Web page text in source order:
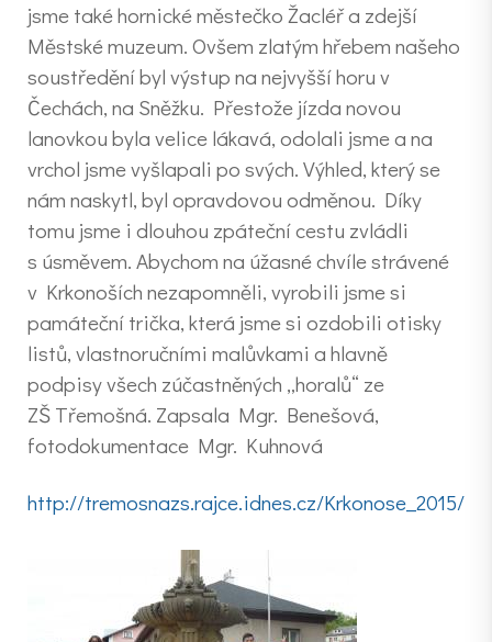
jsme také hornické městečko Žacléř a zdejší
Městské muzeum. Ovšem zlatým hřebem našeho
soustředění byl výstup na nejvyšší horu v
Čechách, na Sněžku. Přestože jízda novou
lanovkou byla velice lákavá, odolali jsme a na
vrchol jsme vyšlapali po svých. Výhled, který se
nám naskytl, byl opravdovou odměnou. Díky
tomu jsme i dlouhou zpáteční cestu zvládli
s úsměvem. Abychom na úžasné chvíle strávené
v Krkonoších nezapomněli, vyrobili jsme si
památeční trička, která jsme si ozdobili otisky
listů, vlastnoručními malůvkami a hlavně
podpisy všech zúčastněných „horalů“ ze
ZŠ Třemošná. Zapsala Mgr. Benešová,
fotodokumentace Mgr. Kuhnová
http://tremosnazs.rajce.idnes.cz/Krkonose_2015/